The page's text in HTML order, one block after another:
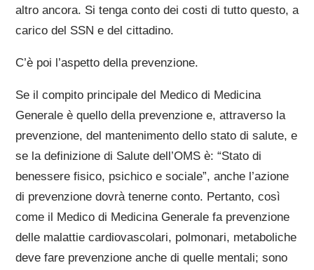
altro ancora. Si tenga conto dei costi di tutto questo, a
carico del SSN e del cittadino.
C’è poi l’aspetto della prevenzione.
Se il compito principale del Medico di Medicina
Generale è quello della prevenzione e, attraverso la
prevenzione, del mantenimento dello stato di salute, e
se la definizione di Salute dell’OMS è: “Stato di
benessere fisico, psichico e sociale”, anche l’azione
di prevenzione dovrà tenerne conto. Pertanto, così
come il Medico di Medicina Generale fa prevenzione
delle malattie cardiovascolari, polmonari, metaboliche
deve fare prevenzione anche di quelle mentali; sono